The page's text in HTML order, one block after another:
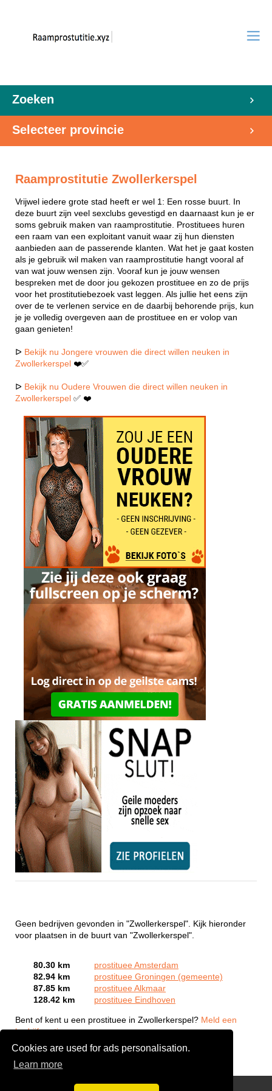
Cookies are used for ads personalisation.
Learn more
Zoeken
Selecteer provincie
Raamprostitutie Zwollerkerspel
Vrijwel iedere grote stad heeft er wel 1: Een rosse buurt. In
deze buurt zijn veel sexclubs gevestigd en daarnaast kun je er
soms gebruik maken van raamprostitutie. Prostituees huren
een raam van een exploitant vanuit waar zij hun diensten
aanbieden aan de passerende klanten. Wat het je gaat kosten
als je gebruik wil maken van raamprostitutie hangt vooral af
van wat jouw wensen zijn. Vooraf kun je jouw wensen
bespreken met de door jou gekozen prostituee en zo de prijs
voor het prostitutiebezoek vast leggen. Als jullie het eens zijn
over de te verlenen service en de daarbij behorende prijs, kun
je je volledig overgeven aan de prostituee en er volop van
gaan genieten!
ᐅ Bekijk nu Jongere vrouwen die direct willen neuken in
Zwollerkerspel ❤️✅
ᐅ Bekijk nu Oudere Vrouwen die direct willen neuken in
Zwollerkerspel ✅ ❤️
Geen bedrijven gevonden in "Zwollerkerspel". Kijk hieronder
voor plaatsen in de buurt van "Zwollerkerspel".
80.30 km
prostituee Amsterdam
82.94 km
prostituee Groningen (gemeente)
87.85 km
prostituee Alkmaar
128.42 km
prostituee Eindhoven
Bent of kent u een prostituee in Zwollerkerspel? Meld een
bedrijf gratis aan